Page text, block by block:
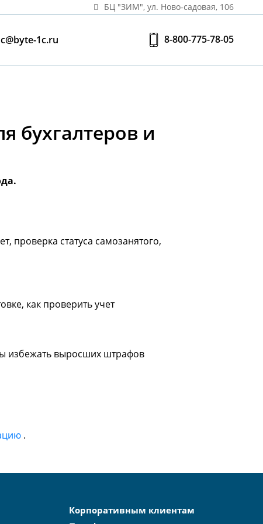
БЦ "ЗИМ", ул. Ново‑садовая, 106
1c.ru 8-800-775-78-05
бухгалтеров и
проверка статуса самозанятого,
как проверить учет
избежать выросших штрафов
.
Корпоративным клиентам